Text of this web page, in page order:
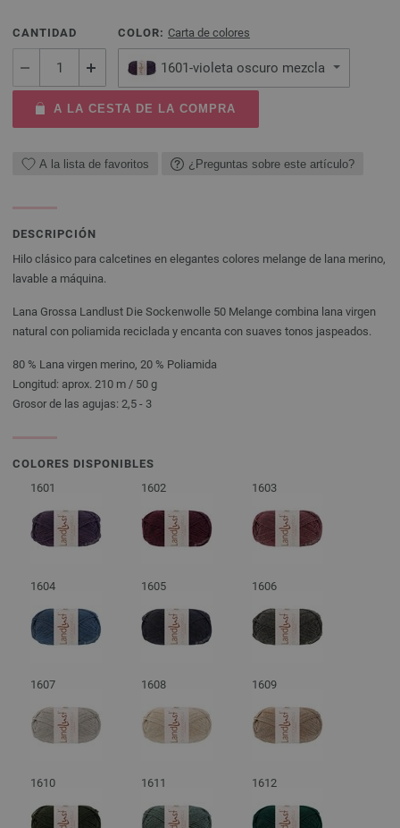
CANTIDAD COLOR: Carta de colores
1601-violeta oscuro mezcla
A LA CESTA DE LA COMPRA
A la lista de favoritos ¿Preguntas sobre este artículo?
DESCRIPCIÓN
Hilo clásico para calcetines en elegantes colores melange de lana merino,
lavable a máquina.
Lana Grossa Landlust Die Sockenwolle 50 Melange combina lana virgen
natural con poliamida reciclada y encanta con suaves tonos jaspeados.
80 % Lana virgen merino, 20 % Poliamida
Longitud: aprox. 210 m / 50 g
Grosor de las agujas: 2,5 - 3
COLORES DISPONIBLES
1601
1602 1603
1604 1605 1606
1607 1608 1609
1610 1611 1612